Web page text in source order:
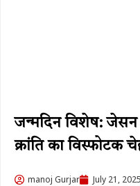
जन्मदिन विशेष: जेसन
क्रांति का विस्फोटक
manoj Gurjar July 21, 2025